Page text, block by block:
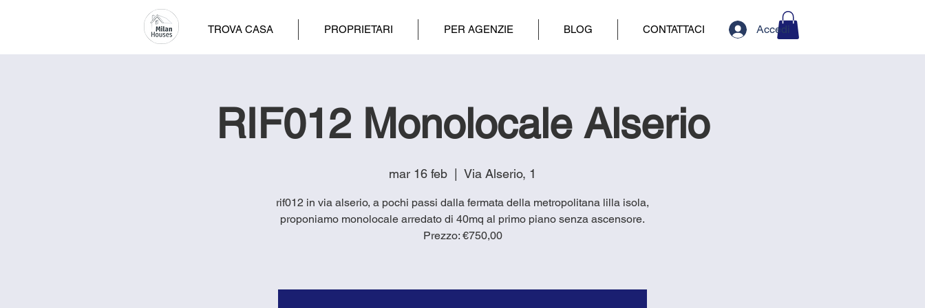
TROVA CASA PROPRIETARI PER AGENZIE BLOG CONTATTACI Accedi
RIF012 Monolocale Alserio
mar 16 feb
  |
Via Alserio, 1
rif012 in via alserio, a pochi passi dalla fermata della metropolitana lilla isola,
proponiamo monolocale arredato di 40mq al primo piano senza ascensore.
Prezzo: €750,00